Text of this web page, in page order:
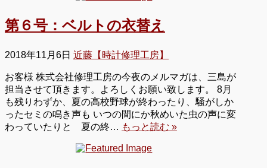
第６号：ベルトの衣替え
2018年11月6日 近藤【時計修理工房】
お客様 株式会社修理工房の今夜のメルマガは、三島が
担当させて頂きます。よろしくお願い致します。 8月
も残りわずか、夏の高校野球が終わったり、騒がしか
ったセミの鳴き声も いつの間にか秋めいた虫の声に変
わっていたりと 夏の終… もっと読む »